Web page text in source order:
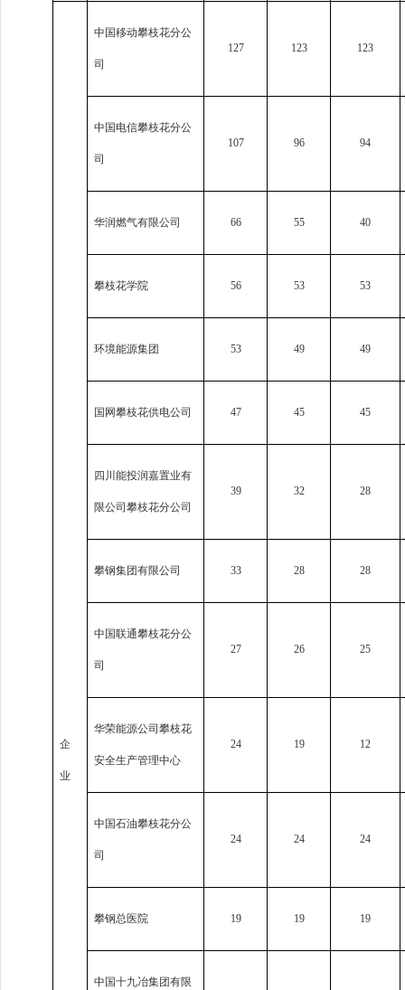
企
业
中国移动攀枝花分公
司
127 123 123
中国电信攀枝花分公
司
107 96 94
华润燃气有限公司 66 55 40
攀枝花学院 56 53 53
环境能源集团 53 49 49
国网攀枝花供电公司 47 45 45
四川能投润嘉置业有
限公司攀枝花分公司
39 32 28
攀钢集团有限公司 33 28 28
中国联通攀枝花分公
司
27 26 25
华荣能源公司攀枝花
安全生产管理中心
24 19 12
中国石油攀枝花分公
司
24 24 24
攀钢总医院 19 19 19
中国十九冶集团有限